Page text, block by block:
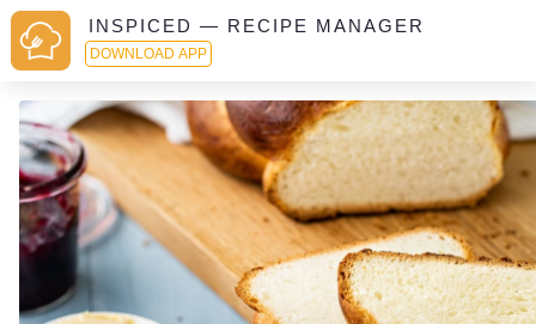
INSPICED — RECIPE MANAGER
DOWNLOAD APP